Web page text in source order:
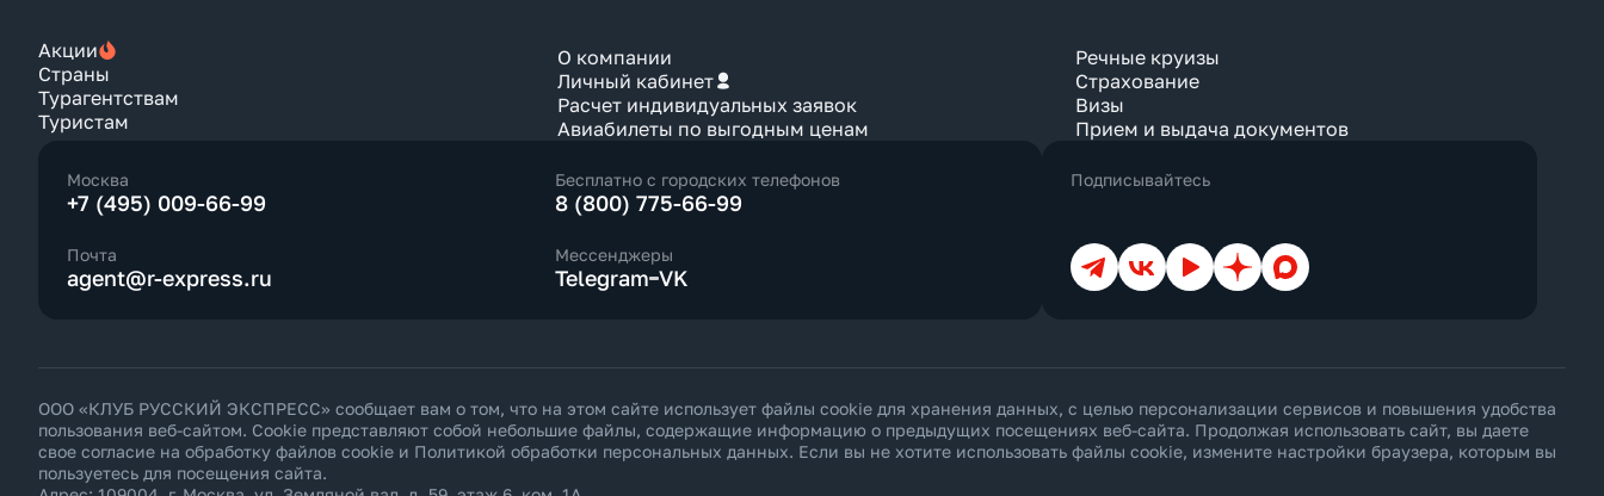
Акции
Страны
Турагентствам
Туристам
О компании
Личный кабинет
Расчет индивидуальных заявок
Авиабилеты по выгодным ценам
Речные круизы
Страхование
Визы
Прием и выдача документов
Москва
+7 (495) 009-66-99
Бесплатно с городских телефонов
8 (800) 775-66-99
Почта
agent@r-express.ru
Мессенджеры
Telegram VK
Подписывайтесь
ТелеграмВКонтакте
YouTubeДзен Max
ООО «КЛУБ РУССКИЙ ЭКСПРЕСС» сообщает вам о том, что на этом сайте использует файлы cookie для хранения данных, с целью персонализации сервисов и повышения удобства
пользования веб-сайтом. Cookie представляют собой небольшие файлы, содержащие информацию о предыдущих посещениях веб-сайта. Продолжая использовать сайт, вы даете
свое согласие на обработку файлов cookie и Политикой обработки персональных данных. Если вы не хотите использовать файлы cookie, измените настройки браузера, которым вы
пользуетесь для посещения сайта.